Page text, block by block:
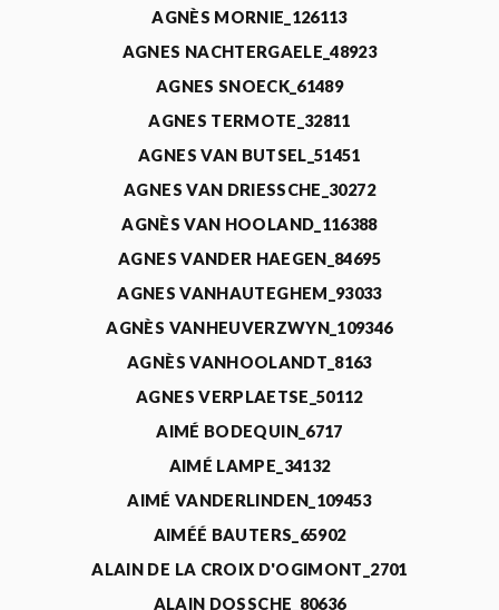
AGNÈS MORNIE_126113
AGNES NACHTERGAELE_48923
AGNES SNOECK_61489
AGNES TERMOTE_32811
AGNES VAN BUTSEL_51451
AGNES VAN DRIESSCHE_30272
AGNÈS VAN HOOLAND_116388
AGNES VANDER HAEGEN_84695
AGNES VANHAUTEGHEM_93033
AGNÈS VANHEUVERZWYN_109346
AGNÈS VANHOOLANDT_8163
AGNES VERPLAETSE_50112
AIMÉ BODEQUIN_6717
AIMÉ LAMPE_34132
AIMÉ VANDERLINDEN_109453
AIMÉÉ BAUTERS_65902
ALAIN DE LA CROIX D'OGIMONT_2701
ALAIN DOSSCHE_80636